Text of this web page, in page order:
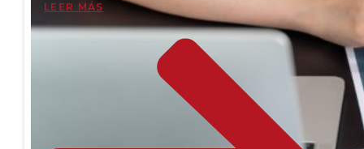
LEER MÁS